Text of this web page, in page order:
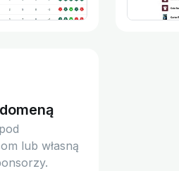
lub własną